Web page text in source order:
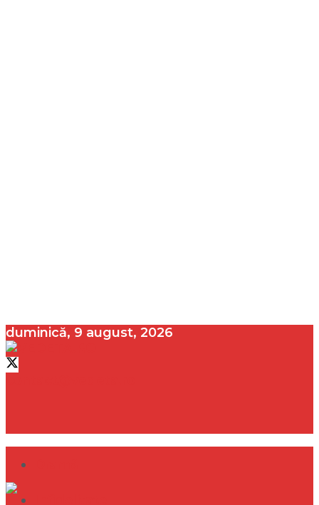
duminică, 9 august, 2026